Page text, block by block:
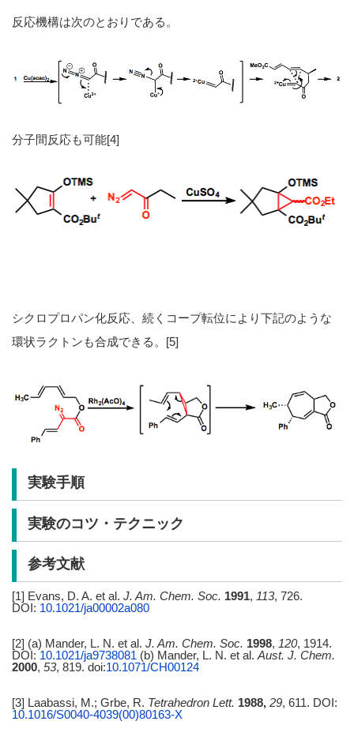
反応機構は次のとおりである。
分子間反応も可能[4]
シクロプロパン化反応、続くコープ転位により下記のような
環状ラクトンも合成できる。[5]
実験手順
実験のコツ・テクニック
参考文献
[1] Evans, D. A. et al. J. Am. Chem. Soc. 1991, 113, 726.
DOI: 10.1021/ja00002a080
[2] (a) Mander, L. N. et al. J. Am. Chem. Soc. 1998, 120, 1914.
DOI: 10.1021/ja9738081 (b) Mander, L. N. et al. Aust. J. Chem.
2000, 53, 819. doi:10.1071/CH00124
[3] Laabassi, M.; Grbe, R. Tetrahedron Lett. 1988, 29, 611. DOI:
10.1016/S0040-4039(00)80163-X